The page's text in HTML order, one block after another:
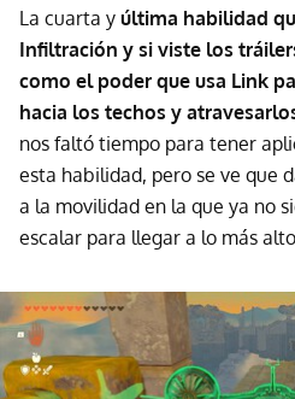
La cuarta y última habilidad
Infiltración y si viste los
como el poder que usa Link
hacia los techos y
nos faltó tiempo para tener
esta habilidad, pero se ve que
a la movilidad en la que ya no
escalar para llegar a lo más